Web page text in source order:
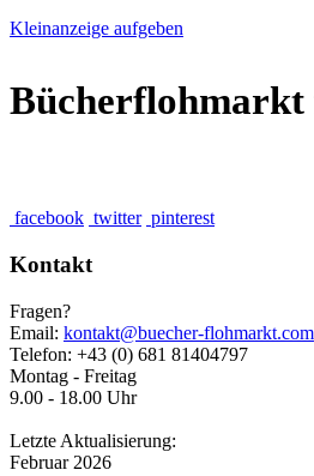
Kleinanzeige aufgeben
Bücherflohmarkt
facebook twitter pinterest
Kontakt
Fragen?
Email: kontakt@buecher-flohmarkt.com
Telefon: +43 (0) 681 81404797
Montag - Freitag
9.00 - 18.00 Uhr
Letzte Aktualisierung:
Februar 2026